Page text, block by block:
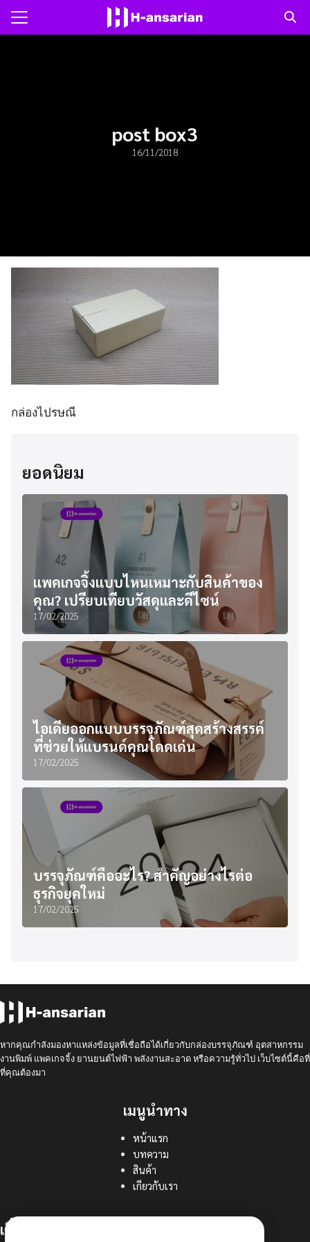
Skip
post box3
16/11/2018
กล่องไปรษณี
ยอดนิยม
แพคเกจจิ้งแบบไหนเหมาะกับสินค้าของ
คุณ? เปรียบเทียบวัสดุและดีไซน์
17/02/2025
ไอเดียออกแบบบรรจุภัณฑ์สุดสร้างสรรค์
ที่ช่วยให้แบรนด์คุณโดดเด่น
17/02/2025
บรรจุภัณฑ์คืออะไร? สำคัญอย่างไรต่อ
ธุรกิจยุคใหม่
17/02/2025
หากคุณกำลังมองหาแหล่งข้อมูลที่เชื่อถือได้เกี่ยวกับกล่องบรรจุภัณฑ์ อุตสาหกรรม
งานพิมพ์ แพคเกจจิ้ง ยานยนต์ไฟฟ้า พลังงานสะอาด หรือความรู้ทั่วไป เว็บไซต์นี้คือที่
ที่คุณต้องมา
เมนูนำทาง
หน้าแรก
บทความ
สินค้า
เกียวกับเรา
เกี่ยวกับเรา